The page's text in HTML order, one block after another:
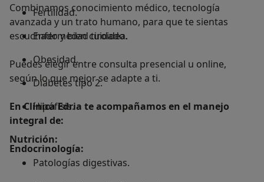
Combinamos conocimiento médico, tecnología
avanzada y un trato humano, para que te sientas
escuchado y bien cuidado.
Puedes elegir entre consulta presencial u online,
según lo que mejor se adapte a ti.
En Clínica Edria te acompañamos en el manejo
integral de:
Endocrinología:
Fertilidad.
Enfermedad tiroidea.
Obesidad.
Diabetes tipo 2.
Hipófisis.
Nutrición:
Patologías digestivas.